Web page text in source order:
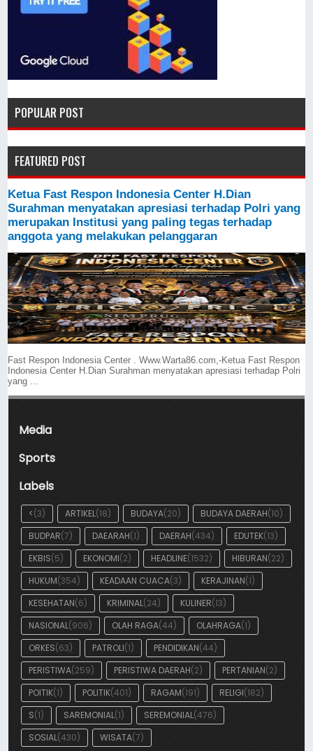
POPULAR POST
FEATURED POST
Ketua Fast Respon Indonesia Center H.Dian
Surahman menyatakan apresiasi terhadap Polri yang
merupakan Institusi yang paling tegas terhadap
anggota yang melakukan pelanggaran
Fast Respon Indonesia Center . Www.Warta86.com,-Ketua Fast Respon
Indonesia Center H.Dian Surahman menyatakan apresiasi terhadap Polri
yang ...
Media
Sports
Labels
<(3) ARTIKEL(18) BUDAYA(20) BUDAYA DAERAH(10)
BUDPAR(7) DAEARAH(1) DAERAH(434) EDUTEK(13)
EKBIS(5) EKONOMI(2) HEADLINE(1532) HIBURAN(22)
HUKUM(354) KEADAAN CUACA(3) KERAJINAN(1)
KESEHATAN(6) KRIMINAL(24) KULINER(13)
NASIONAL(906) OLAH RAGA(44) OLAHRAGA(1)
ORKES(63) PATROLI(1) PENDIDIKAN(44)
PERISTIWA(259) PERISTIWA DAERAH(2) PERTANIAN(2)
POITIK(1) POLITIK(401) RAGAM(191) RELIGI(182)
S(1) SAREMONIAL(1) SEREMONIAL(476)
SOSIAL(430) WISATA(7)